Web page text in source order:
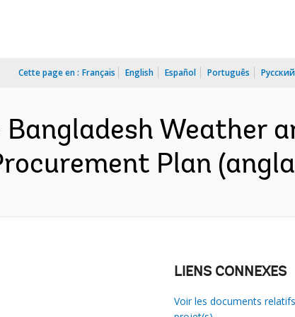
Cette page en : Français English Español Português Русский
Weather
Plan
LIENS CONNEXES
Voir les documents